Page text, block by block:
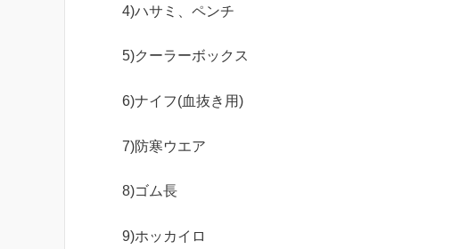
4)ハサミ、ペンチ
5)クーラーボックス
6)ナイフ(血抜き用)
7)防寒ウエア
8)ゴム長
9)ホッカイロ